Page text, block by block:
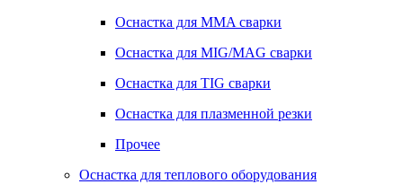
Оснастка для MMA сварки
Оснастка для MIG/MAG сварки
Оснастка для TIG сварки
Оснастка для плазменной резки
Прочее
Оснастка для теплового оборудования